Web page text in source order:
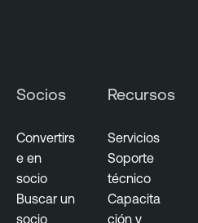
u
i
t
y
Socios
Convertirs
e en
socio
Buscar un
socio
Recursos
Servicios
Soporte
técnico
Capacita
ción y